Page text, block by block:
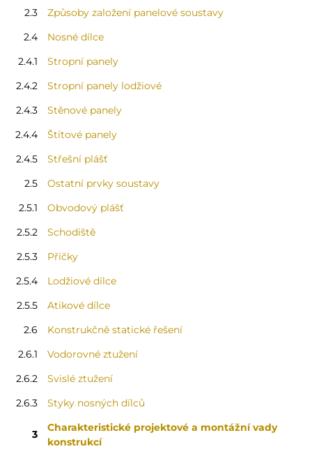
2.3
Způsoby založení panelové soustavy
2.4
Nosné dílce
2.4.1
Stropní panely
2.4.2
Stropní panely lodžiové
2.4.3
Stěnové panely
2.4.4
Štítové panely
2.4.5
Střešní plášť
2.5
Ostatní prvky soustavy
2.5.1
Obvodový plášť
2.5.2
Schodiště
2.5.3
Příčky
2.5.4
Lodžiové dílce
2.5.5
Atikové dílce
2.6
Konstrukčně statické řešení
2.6.1
Vodorovné ztužení
2.6.2
Svislé ztužení
2.6.3
Styky nosných dílců
3
Charakteristické projektové a montážní vady
konstrukcí